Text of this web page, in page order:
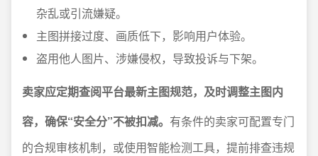
杂乱或引流嫌疑。
主图拼接过度、画质低下，影响用户体验。
盗用他人图片、涉嫌侵权，导致投诉与下架。
卖家应定期查阅平台最新主图规范，及时调整主图内
容，确保“安全分”不被扣减。 有条件的卖家可配置专门
的合规审核机制，或使用智能检测工具，提前排查违规